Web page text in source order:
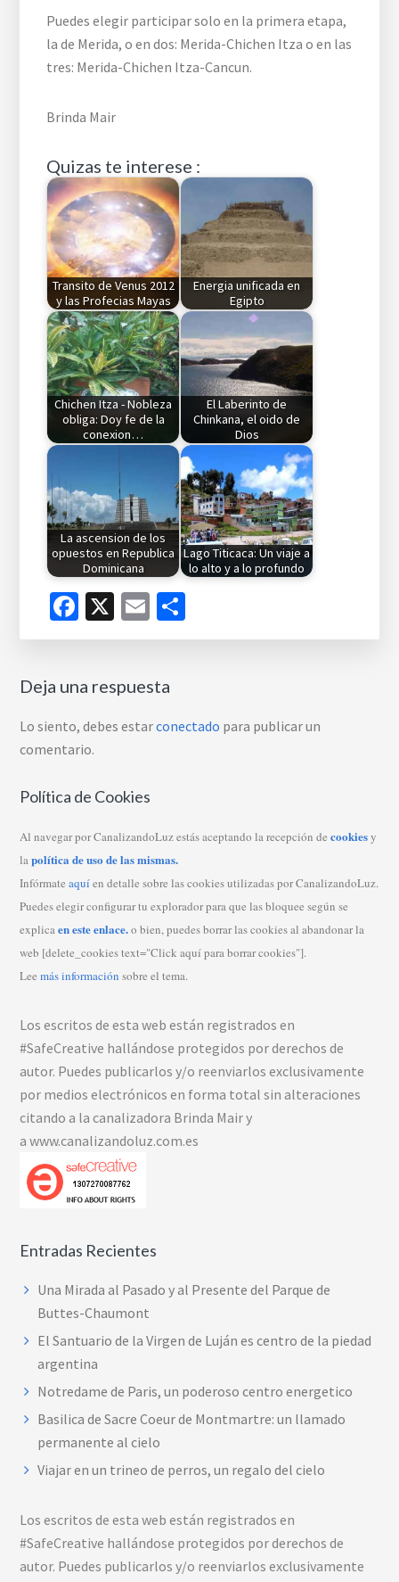
Puedes elegir participar solo en la primera etapa,
la de Merida, o en dos: Merida-Chichen Itza o en las
tres: Merida-Chichen Itza-Cancun.
Brinda Mair
Quizas te interese :
Transito de Venus 2012
y las Profecias Mayas
Energia unificada en
Egipto
Chichen Itza - Nobleza
obliga: Doy fe de la
conexion…
El Laberinto de
Chinkana, el oido de
Dios
La ascension de los
opuestos en Republica
Dominicana
Lago Titicaca: Un viaje a
lo alto y a lo profundo
Facebook
X Email
Reader
Interactions
Deja una respuesta
Lo siento, debes estarconectado para publicar un
comentario.
Política de Cookies
Al navegar por CanalizandoLuz estás aceptando la recepción decookiesy
lapolítica de uso de las mismas.
Infórmateaquíen detalle sobre las cookies utilizadas por CanalizandoLuz.
Puedes elegir configurar tu explorador para que las bloquee según se
explicaen este enlace.o bien, puedes borrar las cookies al abandonar la
web [delete_cookies text="Click aquí para borrar cookies"].
Leemás información sobre el tema.
Los escritos de esta web están registrados en
#SafeCreative hallándose protegidos por derechos de
autor. Puedes publicarlos y/o reenviarlos exclusivamente
por medios electrónicos en forma total sin alteraciones
citando a la canalizadora Brinda Mair y
a www.canalizandoluz.com.es
Entradas Recientes
Una Mirada al Pasado y al Presente del Parque de
Buttes-Chaumont
El Santuario de la Virgen de Luján es centro de la piedad
argentina
Notredame de Paris, un poderoso centro energetico
Basilica de Sacre Coeur de Montmartre: un llamado
permanente al cielo
Viajar en un trineo de perros, un regalo del cielo
Los escritos de esta web están registrados en
#SafeCreative hallándose protegidos por derechos de
autor. Puedes publicarlos y/o reenviarlos exclusivamente